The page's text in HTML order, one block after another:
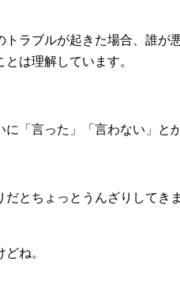
ラブルが起きた場合、誰が
は理解しています。
に「言った」「言わない」と
とちょっとうんざりしてきま
ね。